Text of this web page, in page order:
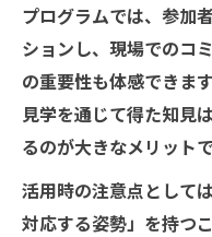
プログラムでは、参加
ションし、現場でのコ
の重要性も体感できま
見学を通じて得た知見
るのが大きなメリットで
活用時の注意点として
対応する姿勢」を持つ